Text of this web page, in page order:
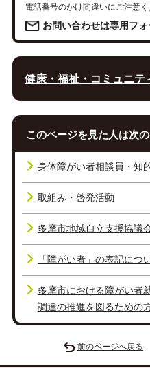
電話番号のかけ間違いにご注意
お問い合わせは専用フォ
健康・福祉・コミュニテ
このページを見た人は次
身体障がい者相談員・知
取組み・啓発活動
多摩市地域自立支援協議
「障がい者」の表記につ
多摩市における障がい者
調達の推進を図るための
前のページへ戻る